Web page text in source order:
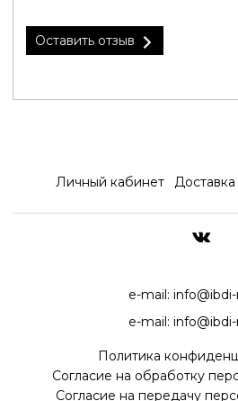
Оставить отзыв
Личный кабинет Доставка
e-mail: info@ibdi-
e-mail: info@ibdi-
Политика
Согласие на обработку
Согласие на передачу